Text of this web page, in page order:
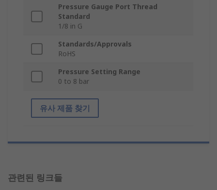
Pressure Gauge Port Thread
Standard
1/8 in G
Standards/Approvals
RoHS
Pressure Setting Range
0 to 8 bar
유사 제품 찾기
관련된 링크들